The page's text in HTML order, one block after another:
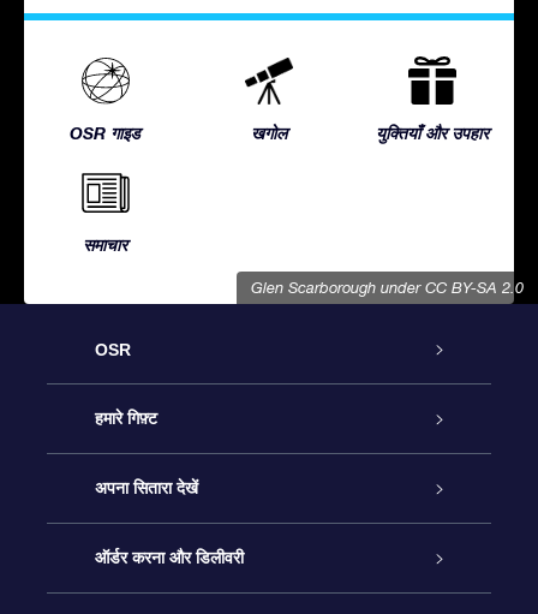
Glen Scarborough under CC BY-SA 2.0
OSR गाइड खगोल युक्तियाँ और उपहार
समाचार
OSR
ग्राहक सेवा
हमसे संपर्क करें
ब्लॉग
हमारे गिफ़्ट
ऑनलाइन स्टार गिफ़्ट
OSR गिफ़्ट पैक
अपना सितारा देखें
स्टार रजिस्टर
ऑर्डर करना और डिलीवरी